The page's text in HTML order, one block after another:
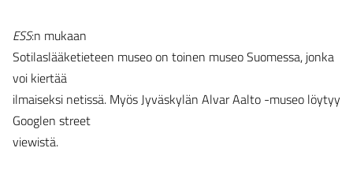
ESS:n mukaan
Sotilaslääketieteen museo on toinen museo Suomessa, jonka
voi kiertää
ilmaiseksi netissä. Myös Jyväskylän Alvar Aalto -museo löytyy
Googlen street
viewistä.